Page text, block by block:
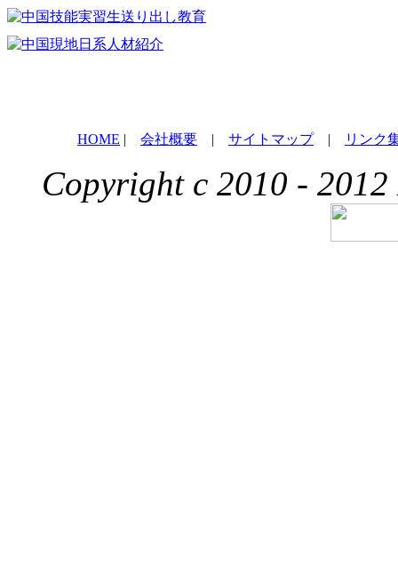
HOME | 会社概要 | サイトマップ| リンク
Copyright c 2010 - 2012